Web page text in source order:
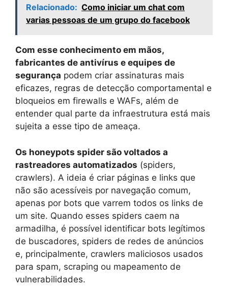
Relacionado: Como iniciar um chat com
varias pessoas de um grupo do facebook
Com esse conhecimento em mãos,
fabricantes de antivírus e equipes de
segurança podem criar assinaturas mais
eficazes, regras de detecção comportamental e
bloqueios em firewalls e WAFs, além de
entender qual parte da infraestrutura está mais
sujeita a esse tipo de ameaça.
Os honeypots spider são voltados a
rastreadores automatizados (spiders,
crawlers). A ideia é criar páginas e links que
não são acessíveis por navegação comum,
apenas por bots que varrem todos os links de
um site. Quando esses spiders caem na
armadilha, é possível identificar bots legítimos
de buscadores, spiders de redes de anúncios
e, principalmente, crawlers maliciosos usados
para spam, scraping ou mapeamento de
vulnerabilidades.